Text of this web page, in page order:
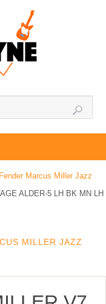
Marcus Miller Jazz
ALDER-5 LH BK MN LH
MILLER JAZZ